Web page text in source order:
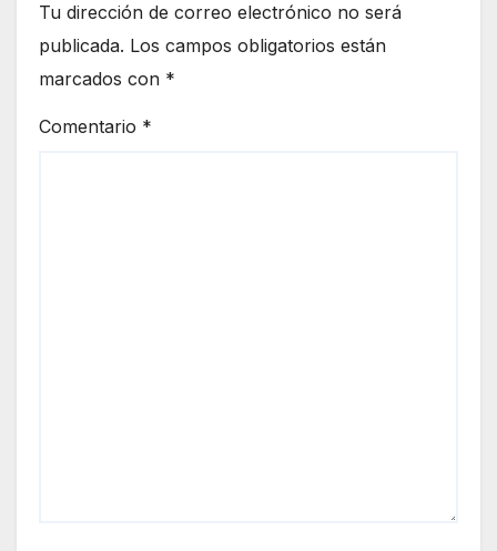
Tu dirección de correo electrónico no será
publicada. Los campos obligatorios están
marcados con *
Comentario *